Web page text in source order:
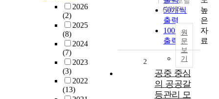
2026
(2)
2025
(8)
2024
(7)
2023
(3)
2022
(13)
50개씩
출력
100개씩
출력
(NKIS)
원
문
보
기
2
공중 중심
의 공공갈
등관리 모
높
은
자
료